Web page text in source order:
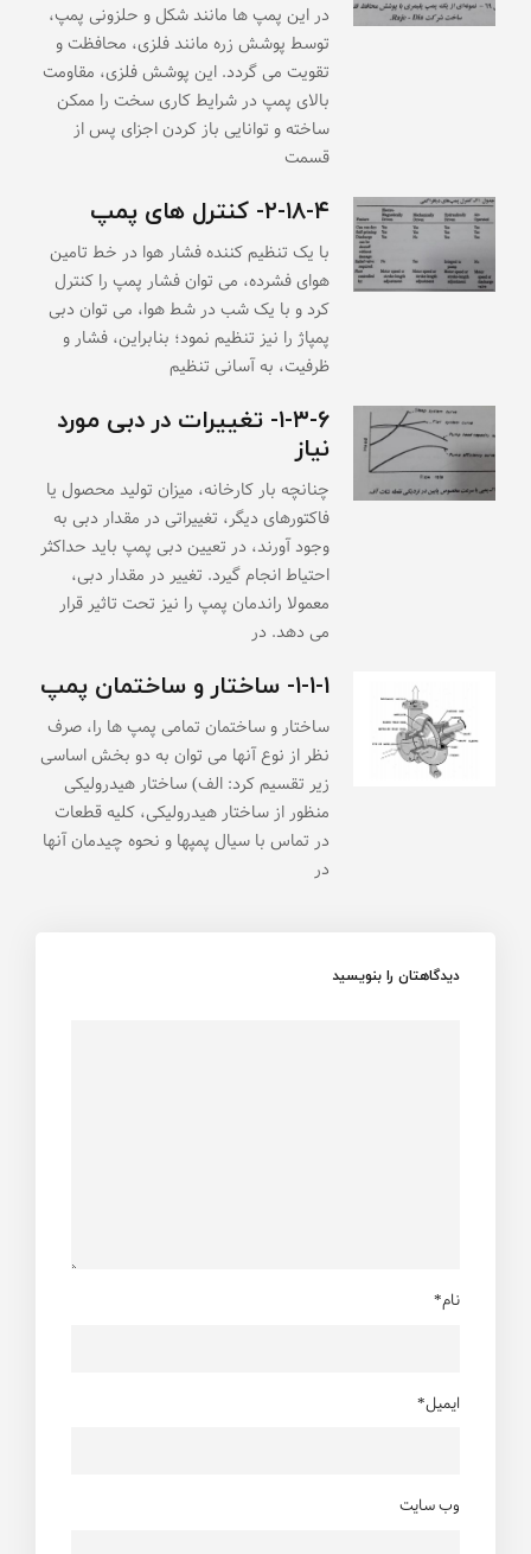
در این پمپ ها مانند شکل و حلزونی پمپ،
توسط پوشش زره مانند فلزی، محافظت و
تقویت می گردد. این پوشش فلزی، مقاومت
بالای پمپ در شرایط کاری سخت را ممکن
ساخته و توانایی باز کردن اجزای پس از
قسمت
۲-۱۸-۴- کنترل های پمپ
با یک تنظیم کننده فشار هوا در خط تامین
هوای فشرده، می توان فشار پمپ را کنترل
کرد و با یک شب در شط هوا، می توان دبی
پمپاژ را نیز تنظیم نمود؛ بنابراین، فشار و
ظرفیت، به آسانی تنظیم
۱-۳-۶- تغییرات در دبی مورد
نیاز
چنانچه بار کارخانه، میزان تولید محصول یا
فاکتورهای دیگر، تغییراتی در مقدار دبی به
وجود آورند، در تعیین دبی پمپ باید حداکثر
احتیاط انجام گیرد. تغییر در مقدار دبی،
معمولا راندمان پمپ را نیز تحت تاثیر قرار
می دهد. در
۱-۱-۱- ساختار و ساختمان پمپ
ساختار و ساختمان تمامی پمپ ها را، صرف
نظر از نوع آنها می توان به دو بخش اساسی
زیر تقسیم کرد: الف) ساختار هیدرولیکی
منظور از ساختار هیدرولیکی، کلیه قطعات
در تماس با سیال پمپها و نحوه چیدمان آنها
در
دیدگاهتان را بنویسید
نام*
ایمیل*
وب سایت